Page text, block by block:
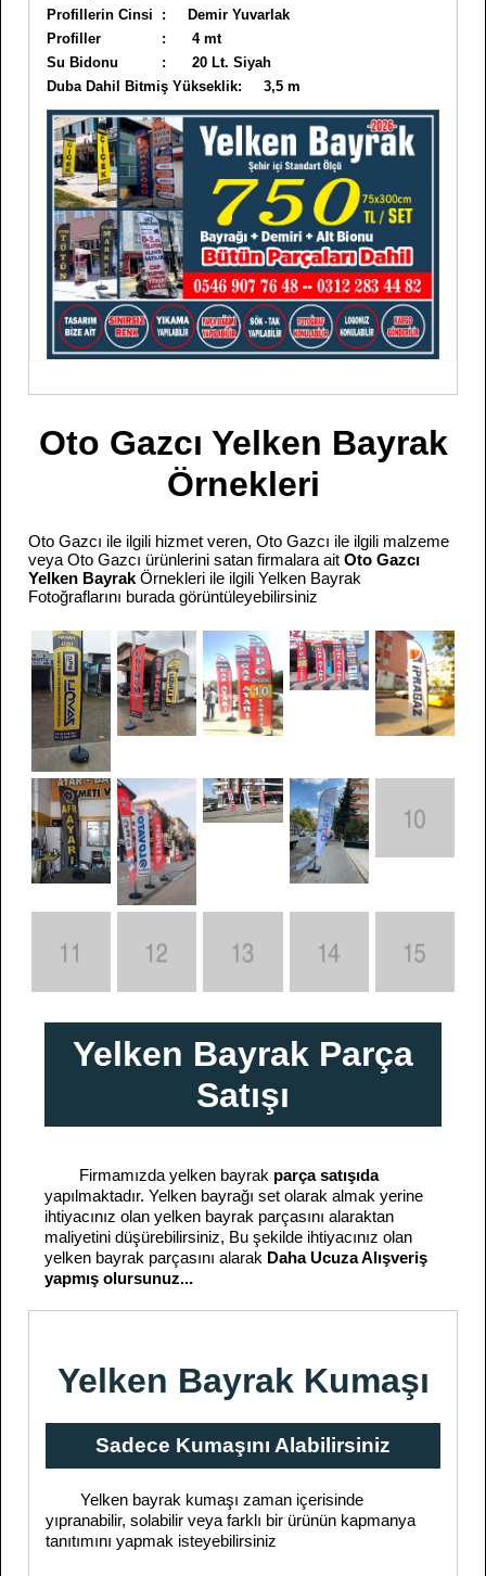
Profillerin Cinsi : Demir Yuvarlak
Profiller : 4 mt
Su Bidonu : 20 Lt. Siyah
Duba Dahil Bitmiş Yükseklik: 3,5 m
Oto Gazcı Yelken Bayrak
Örnekleri
Oto Gazcı ile ilgili hizmet veren, Oto Gazcı ile ilgili malzeme
veya Oto Gazcı ürünlerini satan firmalara ait Oto Gazcı
Yelken Bayrak Örnekleri ile ilgili Yelken Bayrak
Fotoğraflarını burada görüntüleyebilirsiniz
Yelken Bayrak Parça
Satışı
Firmamızda yelken bayrak parça satışıda
yapılmaktadır. Yelken bayrağı set olarak almak yerine
ihtiyacınız olan yelken bayrak parçasını alaraktan
maliyetini düşürebilirsiniz, Bu şekilde ihtiyacınız olan
yelken bayrak parçasını alarak Daha Ucuza Alışveriş
yapmış olursunuz...
Yelken Bayrak Kumaşı
Sadece Kumaşını Alabilirsiniz
Yelken bayrak kumaşı zaman içerisinde
yıpranabilir, solabilir veya farklı bir ürünün kapmanya
tanıtımını yapmak isteyebilirsiniz